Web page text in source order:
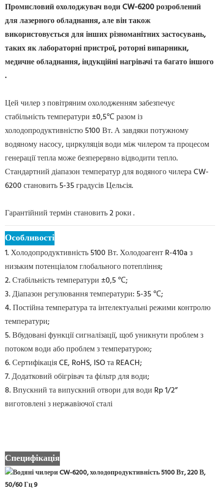
Промисловий охолоджувач води CW-6200 розроблений
для лазерного обладнання, але він також
використовується для інших різноманітних застосувань,
таких як лабораторні пристрої, роторні випарники,
медичне обладнання, індукційні нагрівачі та багато іншого
.
Цей чилер з повітряним охолодженням забезпечує
стабільність температури ±0,5℃ разом із
холодопродуктивністю 5100 Вт. А завдяки потужному
водяному насосу, циркуляція води між чилером та процесом
генерації тепла може безперервно відводити тепло.
Стандартний діапазон температур для водяного чилера CW-
6200 становить 5-35 градусів Цельсія.
Гарантійний термін становить 2 роки.
Особливості
1. Холодопродуктивність 5100 Вт. Холодоагент R-410a з
низьким потенціалом глобального потепління;
2. Стабільність температури ±0,5 ℃;
3. Діапазон регулювання температури: 5-35 ℃;
4. Постійна температура та інтелектуальні режими контролю
температури;
5. Вбудовані функції сигналізації, щоб уникнути проблем з
потоком води або проблем з температурою;
6. Сертифікація CE, RoHS, ISO та REACH;
7. Додатковий обігрівач та фільтр для води;
8. Впускний та випускний отвори для води Rp 1/2”
виготовлені з нержавіючої сталі
Специфікація